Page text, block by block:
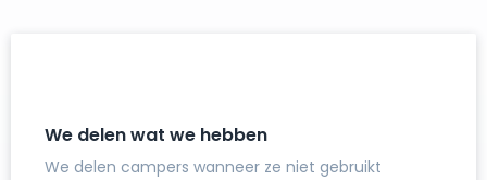
We delen wat we hebben
We delen campers wanneer ze niet gebruikt